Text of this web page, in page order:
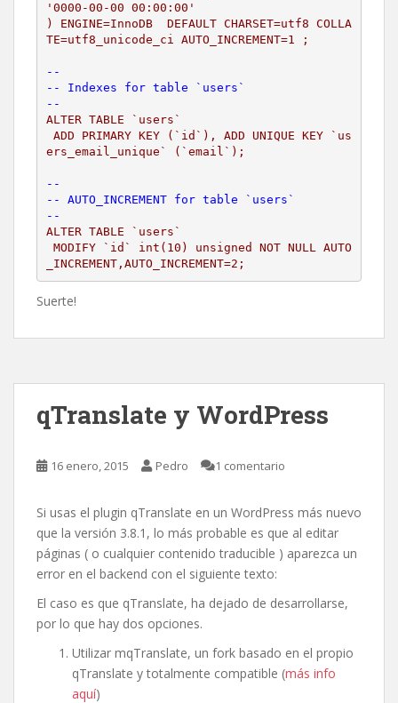
'0000-00-00 00:00:00'
) ENGINE=InnoDB  DEFAULT CHARSET=utf8 COLLA
TE=utf8_unicode_ci AUTO_INCREMENT=1 ;
--
-- Indexes for table `users`
--
ALTER TABLE `users`
ADD PRIMARY KEY (`id`), ADD UNIQUE KEY `us
ers_email_unique` (`email`);
--
-- AUTO_INCREMENT for table `users`
--
ALTER TABLE `users`
MODIFY `id` int(10) unsigned NOT NULL AUTO
_INCREMENT,AUTO_INCREMENT=2;
Suerte!
qTranslate y WordPress
16 enero, 2015 Pedro 1 comentario
Si usas el plugin qTranslate en un WordPress más nuevo
que la versión 3.8.1, lo más probable es que al editar
páginas ( o cualquier contenido traducible ) aparezca un
error en el backend con el siguiente texto:
El caso es que qTranslate, ha dejado de desarrollarse,
por lo que hay dos opciones.
Utilizar mqTranslate, un fork basado en el propio
qTranslate y totalmente compatible (más info
aquí)